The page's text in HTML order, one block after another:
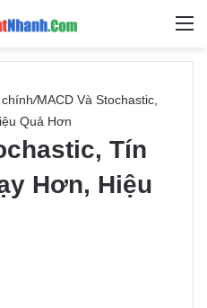
Tìm
/MACD Và Stochastic,
Quả Hơn
Tín
Hơn, Hiệu